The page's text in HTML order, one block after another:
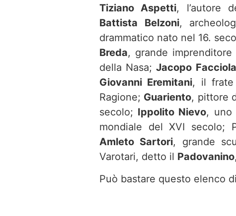
Tiziano Aspetti, l’autore
Battista Belzoni,
drammatico nato nel 16.
Breda, grande
della Nasa;Jacopo
Giovanni Eremitani, il frate
Ragione; Guariento, pittore
secolo; Ippolito Nievo, uno
mondiale del XVI secolo;
Amleto Sartori, grande
Varotari, detto il Padovanino
Può bastare questo elenco